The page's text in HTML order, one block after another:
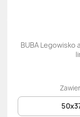
BUBA Legowisko